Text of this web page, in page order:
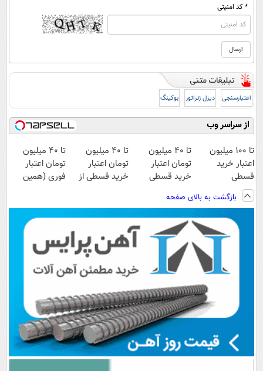
* کد امنیتی
اعتبارسنجی دیزل ژنراتور بوکینگ
از سراسر وب
تا ۱۰۰ میلیون
اعتبار خرید
قسطی
تا ۴۰ میلیون
تومان اعتبار
خرید قسطی
تا ۴۰ میلیون
تومان اعتبار
خرید قسطی از
تا 40 میلیون
تومان اعتبار
فوری (همین
بازگشت به بالای صفحه